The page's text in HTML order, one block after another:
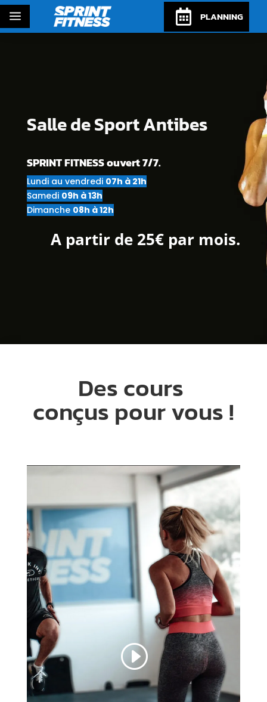
a  PLANNING
Salle de Sport Antibes
SPRINT FITNESS ouvert 7/7.
Lundi au vendredi 07h à 21h
Samedi 09h à 13h
Dimanche 08h à 12h
A partir de 25€ par mois.
Des cours
conçus pour vous !